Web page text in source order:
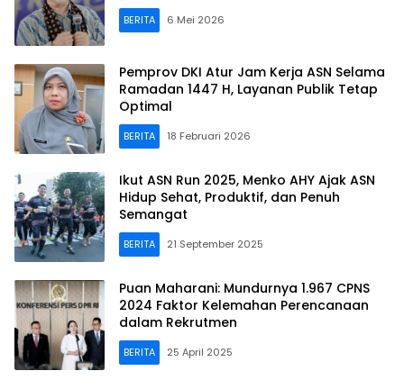
BERITA 6 Mei 2026
Pemprov DKI Atur Jam Kerja ASN Selama
Ramadan 1447 H, Layanan Publik Tetap
Optimal
BERITA 18 Februari 2026
Ikut ASN Run 2025, Menko AHY Ajak ASN
Hidup Sehat, Produktif, dan Penuh
Semangat
BERITA 21 September 2025
Puan Maharani: Mundurnya 1.967 CPNS
2024 Faktor Kelemahan Perencanaan
dalam Rekrutmen
BERITA 25 April 2025